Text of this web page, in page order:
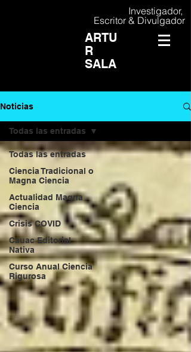
Investigador,
Escritor & Divulgador
ARTU
R
SALA
Noticias
Todas las entradas
Ciencia Tradicional o
Magna Ciencia
Actualidad Magna
Ciencia
Crisis COVID
Cauac Editorial
Nativa
Curso Anual Ciencia
Rigurosa
Todas las entradas